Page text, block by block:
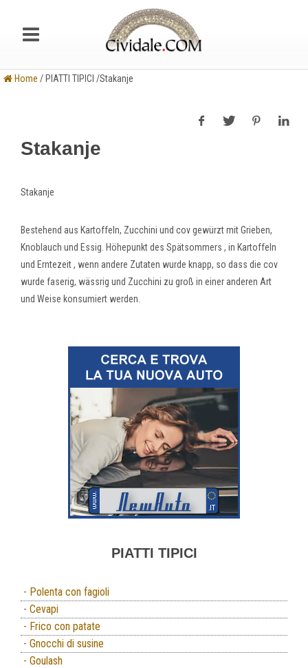
Home / PIATTI TIPICI /Stakanje
Stakanje
Stakanje
Bestehend aus Kartoffeln, Zucchini und cov gewürzt mit Grieben,
Knoblauch und Essig. Höhepunkt des Spätsommers , in Kartoffeln
und Erntezeit , wenn andere Zutaten wurde knapp, so dass die cov
wurde faserig, wässrig und Zucchini zu groß in einer anderen Art
und Weise konsumiert werden.
PIATTI TIPICI
- Polenta con fagioli
- Cevapi
- Frico con patate
- Gnocchi di susine
- Goulash